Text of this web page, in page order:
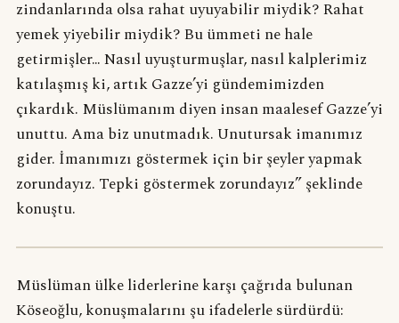
zindanlarında olsa rahat uyuyabilir miydik? Rahat
yemek yiyebilir miydik? Bu ümmeti ne hale
getirmişler… Nasıl uyuşturmuşlar, nasıl kalplerimiz
katılaşmış ki, artık Gazze’yi gündemimizden
çıkardık. Müslümanım diyen insan maalesef Gazze’yi
unuttu. Ama biz unutmadık. Unutursak imanımız
gider. İmanımızı göstermek için bir şeyler yapmak
zorundayız. Tepki göstermek zorundayız” şeklinde
konuştu.
Müslüman ülke liderlerine karşı çağrıda bulunan
Köseoğlu, konuşmalarını şu ifadelerle sürdürdü: